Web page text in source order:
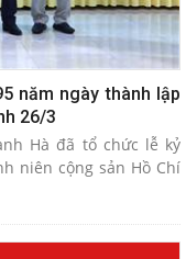
năm ngày thành lập
26/3
Hà đã tổ chức lễ kỷ
niên cộng sản Hồ Chí